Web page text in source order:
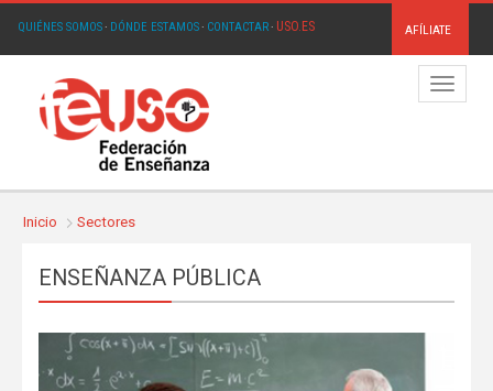
QUIÉNES SOMOS· DÓNDE ESTAMOS· CONTACTAR· USO.ES AFÍLIATE
Menú
Inicio Sectores
ENSEÑANZA PÚBLICA